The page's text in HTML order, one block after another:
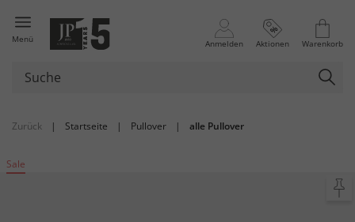
Menü Anmelden Aktionen Warenkorb
Zurück | Startseite | Pullover | alle Pullover
Sale